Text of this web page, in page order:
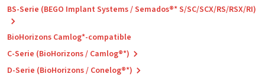
BS-Serie (BEGO Implant Systems / Semados®* S/SC/SCX/RS/RSX/RI)
BioHorizons Camlog*-compatible
C-Serie (BioHorizons / Camlog®*)
D-Serie (BioHorizons / Conelog®*)